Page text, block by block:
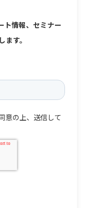
ト情報、セミナー
す。